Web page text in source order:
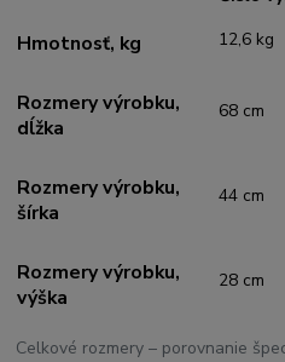
Celkové rozmery – porovnanie
Hmotnosť, kg 12,6 kg
Rozmery výrobku,
dĺžka
68 cm
Rozmery výrobku,
šírka
44 cm
Rozmery výrobku,
výška
28 cm